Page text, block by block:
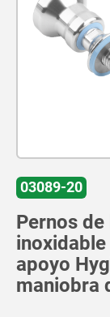
03089-20
Pernos
apoyo
maniobra